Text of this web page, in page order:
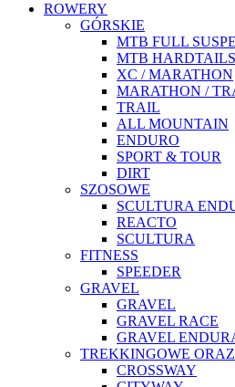
ROWERY
GÓRSKIE
MTB FULL
MTB HARDTAILS
XC / MARATHON
MARATHON /
TRAIL
ALL MOUNTAIN
ENDURO
SPORT & TOUR
DIRT
SZOSOWE
SCULTURA
REACTO
SCULTURA
FITNESS
SPEEDER
GRAVEL
GRAVEL
GRAVEL RACE
GRAVEL
TREKKINGOWE
CROSSWAY